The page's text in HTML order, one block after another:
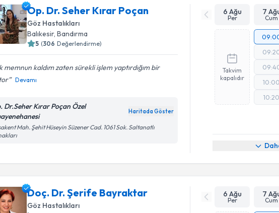
Op. Dr. Seher Kırar Poçan
Göz Hastalıkları
Balıkesir, Bandırma
5 (306 Değerlendirme)
memnun kaldım zaten sürekli işlem yaptırdığım bir
Devamı
Dr.Seher Kırar Poçan Özel
Haritada Göster
Mah. Şehit Hüseyin Süzener Cad. 1061 Sok. Saltanatlı
6 Ağu
Per
7
Cum
Takvim
kapalıdır
10:00
10:20
Doç. Dr. Şerife Bayraktar
Göz Hastalıkları
6 Ağu
Per
7
Cum